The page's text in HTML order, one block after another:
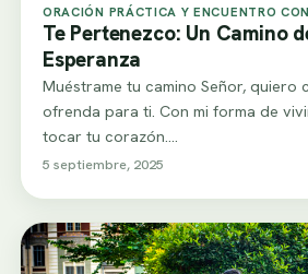
ORACIÓN PRÁCTICA Y ENCUENTRO
Te Pertenezco: Un Camino
Esperanza
Muéstrame tu camino Señor, quiero
ofrenda para ti. Con mi forma de
tocar tu corazón.…
5 septiembre, 2025